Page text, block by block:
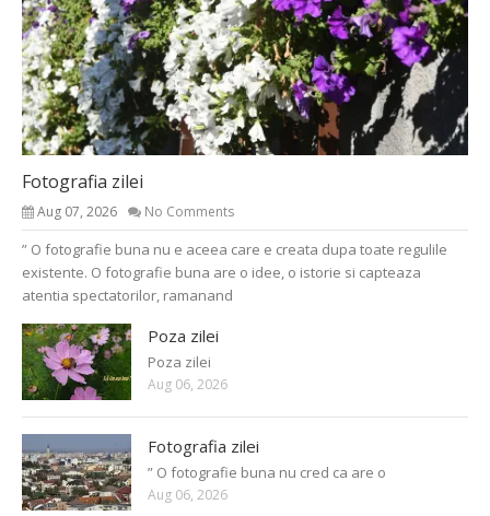
Fotografia zilei
Aug 07, 2026 No Comments
” O fotografie buna nu e aceea care e creata dupa toate regulile
existente. O fotografie buna are o idee, o istorie si capteaza
atentia spectatorilor, ramanand
Poza zilei
Poza zilei
Aug 06, 2026
Fotografia zilei
” O fotografie buna nu cred ca are o
Aug 06, 2026